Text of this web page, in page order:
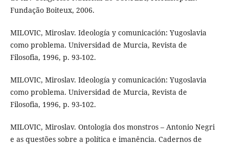
Fundação Boiteux, 2006.
MILOVIC, Miroslav. Ideología y comunicación: Yugoslavia
como problema. Universidad de Murcia, Revista de
Filosofia, 1996, p. 93-102.
MILOVIC, Miroslav. Ideología y comunicación: Yugoslavia
como problema. Universidad de Murcia, Revista de
Filosofia, 1996, p. 93-102.
MILOVIC, Miroslav. Ontologia dos monstros – Antonio Negri
e as questões sobre a política e imanência. Cadernos de